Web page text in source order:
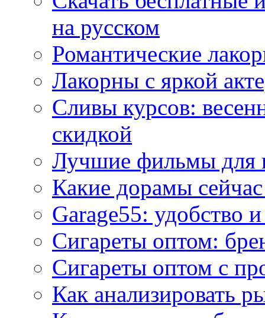
на русском
Романтические
Лакорны с яркой
Сливы курсов:
скидкой
Лучшие фильмы для
Какие дорамы
Garage55: удобство
Сигареты оптом:
Сигареты оптом с
Как анализировать